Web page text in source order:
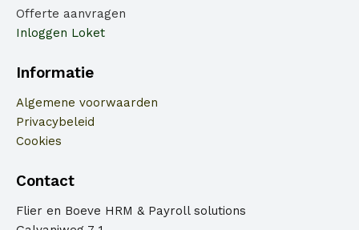
Offerte aanvragen
Inloggen Loket
Informatie
Algemene voorwaarden
Privacybeleid
Cookies
Contact
Flier en Boeve HRM & Payroll solutions